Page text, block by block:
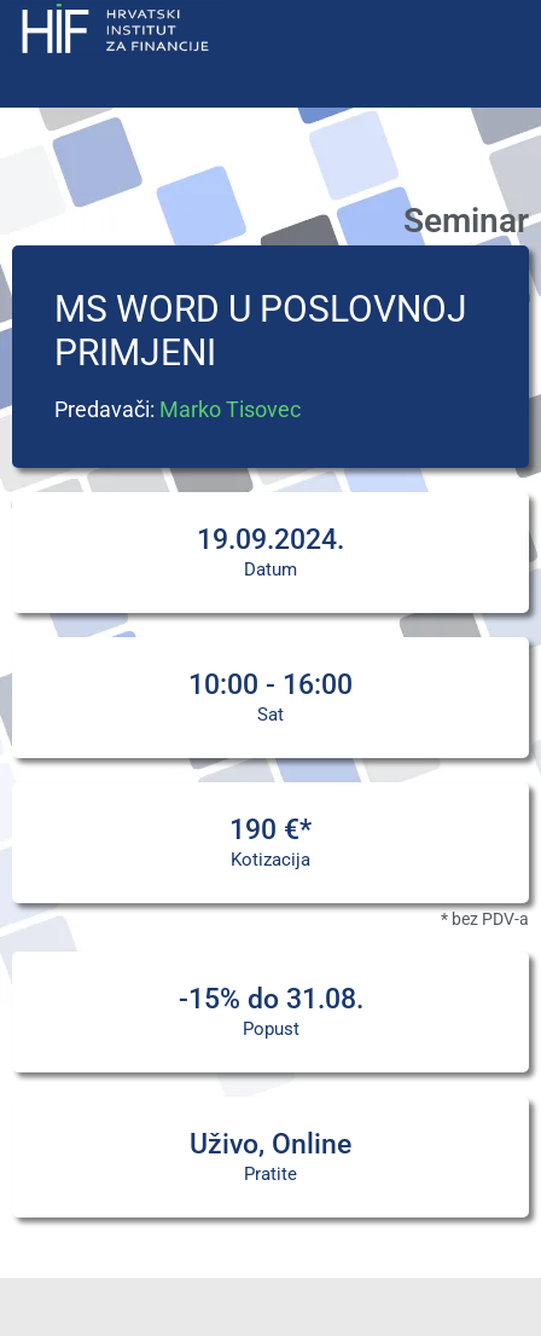
Seminar
MS WORD U POSLOVNOJ
PRIMJENI
Predavači: Marko Tisovec
19.09.2024.
Datum
10:00 - 16:00
Sat
190 €*
Kotizacija
* bez PDV-a
-15% do 31.08.
Popust
Uživo, Online
Pratite